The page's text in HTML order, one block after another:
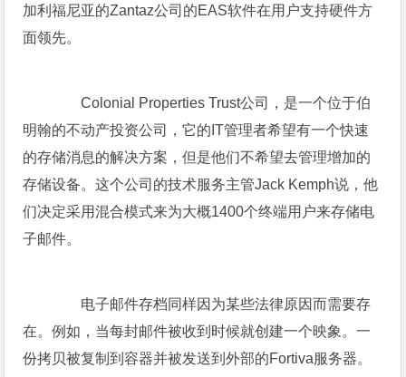
加利福尼亚的Zantaz公司的EAS软件在用户支持硬件方
面领先。
Colonial Properties Trust公司，是一个位于伯
明翰的不动产投资公司，它的IT管理者希望有一个快速
的存储消息的解决方案，但是他们不希望去管理增加的
存储设备。这个公司的技术服务主管Jack Kemph说，他
们决定采用混合模式来为大概1400个终端用户来存储电
子邮件。
电子邮件存档同样因为某些法律原因而需要存
在。例如，当每封邮件被收到时候就创建一个映象。一
份拷贝被复制到容器并被发送到外部的Fortiva服务器。